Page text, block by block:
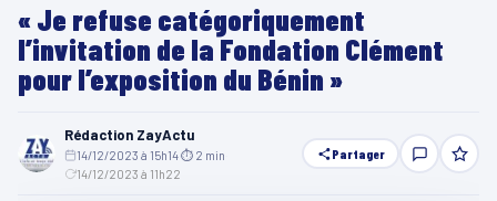
« Je refuse catégoriquement
l’invitation de la Fondation Clément
pour l’exposition du Bénin »
Rédaction ZayActu
14/12/2023 à 15h14⏱ 2 min
14/12/2023 à 11h22
Partager